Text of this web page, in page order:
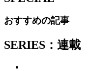
おすすめの記事
SERIES：連載